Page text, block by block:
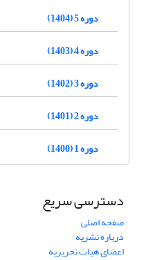
دوره 5 (1404)
دوره 4 (1403)
دوره 3 (1402)
دوره 2 (1401)
دوره 1 (1400)
دسترسی سریع
صفحه اصلی
درباره نشریه
اعضای هیات تحریریه